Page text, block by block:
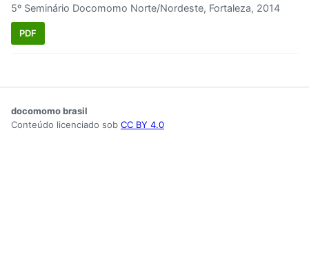
5º Seminário Docomomo Norte/Nordeste, Fortaleza, 2014
PDF
docomomo brasil
Conteúdo licenciado sob CC BY 4.0